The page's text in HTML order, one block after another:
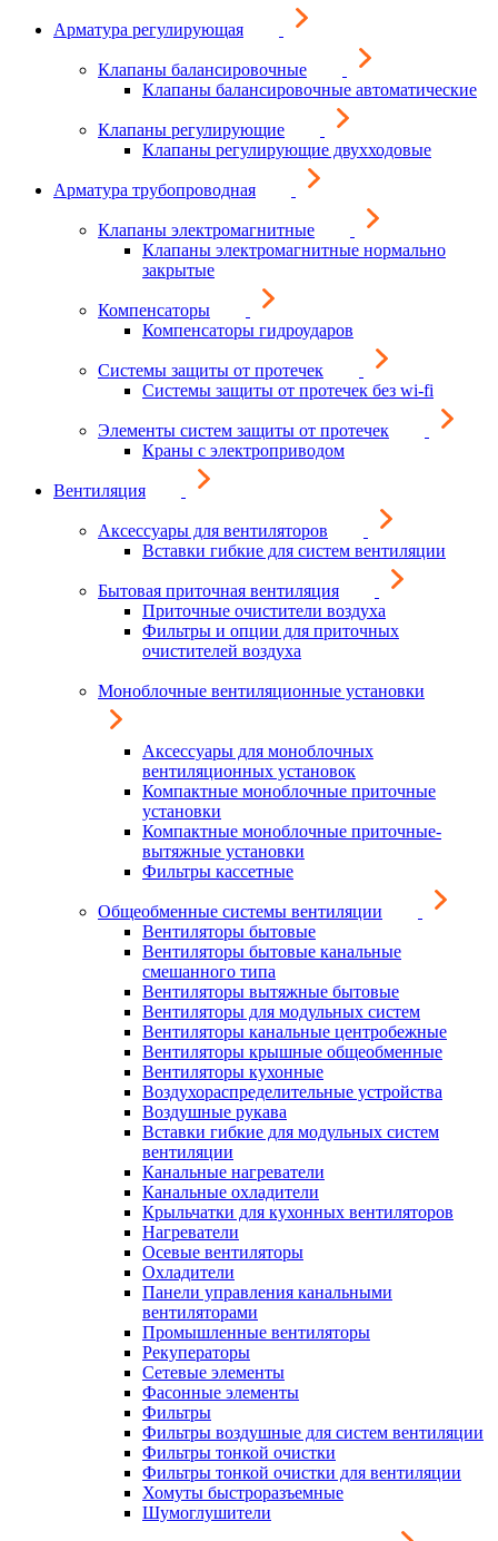
Арматура регулирующая
Клапаны балансировочные
Клапаны балансировочные автоматические
Клапаны регулирующие
Клапаны регулирующие двухходовые
Арматура трубопроводная
Клапаны электромагнитные
Клапаны электромагнитные нормально
закрытые
Компенсаторы
Компенсаторы гидроударов
Системы защиты от протечек
Системы защиты от протечек без wi-fi
Элементы систем защиты от протечек
Краны с электроприводом
Вентиляция
Аксессуары для вентиляторов
Вставки гибкие для систем вентиляции
Бытовая приточная вентиляция
Приточные очистители воздуха
Фильтры и опции для приточных
очистителей воздуха
Моноблочные вентиляционные установки
Аксессуары для моноблочных
вентиляционных установок
Компактные моноблочные приточные
установки
Компактные моноблочные приточные-
вытяжные установки
Фильтры кассетные
Общеобменные системы вентиляции
Вентиляторы бытовые
Вентиляторы бытовые канальные
смешанного типа
Вентиляторы вытяжные бытовые
Вентиляторы для модульных систем
Вентиляторы канальные центробежные
Вентиляторы крышные общеобменные
Вентиляторы кухонные
Воздухораспределительные устройства
Воздушные рукава
Вставки гибкие для модульных систем
вентиляции
Канальные нагреватели
Канальные охладители
Крыльчатки для кухонных вентиляторов
Нагреватели
Осевые вентиляторы
Охладители
Панели управления канальными
вентиляторами
Промышленные вентиляторы
Рекуператоры
Сетевые элементы
Фасонные элементы
Фильтры
Фильтры воздушные для систем вентиляции
Фильтры тонкой очистки
Фильтры тонкой очистки для вентиляции
Хомуты быстроразъемные
Шумоглушители